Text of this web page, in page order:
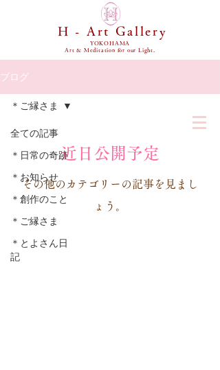
H - Art Gallery
YOKOHAMA
Art & Meditation for our Light.
ブログ
全ての記事
＊日常の奇跡
＊お知らせ
＊創作のこと
＊ご縁さま
＊とよさん日
記
＊ご縁さま
近日公開予定
その他のカテゴリーの記事を見まし
ょう。